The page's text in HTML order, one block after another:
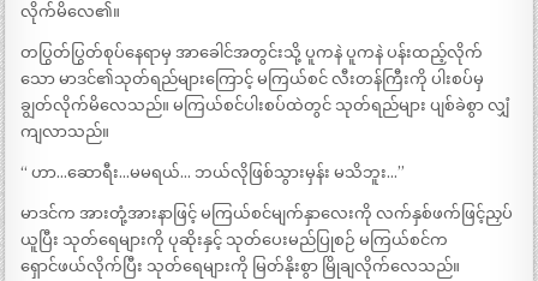
လိုက်မိလေ၏။
တပြွတ်ပြွတ်စုပ်နေရာမှ အာခေါင်အတွင်းသို့ ပူကနဲ ပူကနဲ ပန်းထည့်လိုက်
သော မာဒင်၏သုတ်ရည်များကြောင့် မကြယ်စင် လီးတန်ကြီးကို ပါးစပ်မှ
ချွတ်လိုက်မိလေသည်။ မကြယ်စင်ပါးစပ်ထဲတွင် သုတ်ရည်များ ပျစ်ခဲစွာ လျှံ
ကျလာသည်။
“ ဟာ…ဆောရီး…မမရယ်… ဘယ်လိုဖြစ်သွားမှန်း မသိဘူး…”
မာဒင်က အားတုံ့အားနာဖြင့် မကြယ်စင်မျက်နှာလေးကို လက်နှစ်ဖက်ဖြင့်ညှပ်
ယူပြီး သုတ်ရေများကို ပုဆိုးနှင့် သုတ်ပေးမည်ပြုစဉ် မကြယ်စင်က
ရှောင်ဖယ်လိုက်ပြီး သုတ်ရေများကို မြတ်နိုးစွာ မြိုချလိုက်လေသည်။